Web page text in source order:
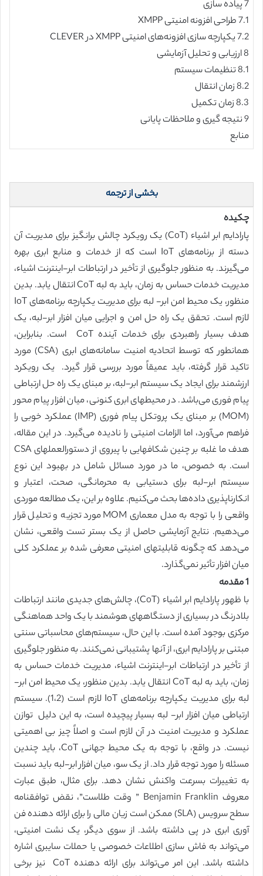
7 پیاده سازی
7.1 طراحی افزونه امنیتی XMPP
7.2 یکپارچه سازی افزونه‌های امنیتی XMPP در CLEVER
8 ارزیابی و تحلیل آزمایشی
8.1 تنظیمات سیستم
8.2 زمان انتقال
8.3 زمان تکمیل
9 نتیجه گیری و ملاحظات پایانی
منابع
بخشی از ترجمه
چکیده
پارادایم ابر اشیاء (CoT) یک رویکرد چالش برانگیز برای مدیریت آن
دسته از برنامه‌های IoT است که از خدمات و منابع ابری بهره
می‌گیرند. به منظور جلوگیری از تأخیر در ارتباطات ابر-اینترنت اشیاء،
مدیریت خدمات حساس به زمان، باید به لبه CoT انتقال یابد. بدین
منظور، یک محیط امن ابر- لبه برای مدیریت یکپارچه برنامه‌های IoT
لازم است. تحقق یک راه حل امن و اجرایی میان افزار ابر-لبه، یک
هدف بسیار راهبردی برای خدمات آینده CoT است. بنابراین،
همانطور که توسط اتحادیه امنیت سامانه‌های ابری (CSA) مورد
تاکید قرار گرفته، باید عمیقاً مورد بررسی قرار گیرد. یک رویکرد
ارزشمند برای ایجاد یک سیستم ابر-لبه، بر مبنای یک راه حل ارتباطی
پیام فوری می‌باشد. در محیطهای ابری کنونی، میان افزار پیام محور
(MOM) بر مبنای یک پروتکل پیام فوری (IMP) عملکرد خوبی را
فراهم می‌آورد، اما الزامات امنیتی را نادیده می‌گیرد. در این مقاله،
هدف ما غلبه بر چنین شکافهایی با پیروی از دستورالعملهای CSA
است. به خصوص، ما در مورد مسائل شامل در بهبود این نوع
سیستم ابر-لبه برای دستیابی به محرمانگی، صحت، اعتبار و
انکارناپذیری داده‌ها بحث می‌کنیم. علاوه بر این، یک مطالعه موردی
واقعی را با توجه به مدل معماری MOM مورد تجزیه و تحلیل قرار
می‌دهیم. نتایج آزمایشی حاصل از یک بستر تست واقعی، نشان
می‌دهد که چگونه قابلیتهای امنیتی معرفی شده بر عملکرد کلی
میان افزار تأثیر نمی‌گذارد.
1 مقدمه
با ظهور پارادایم ابر اشیاء (CoT)، چالش‌های جدیدی مانند ارتباطات
بلادرنگ در بسیاری از دستگاههای هوشمند با یک واحد هماهنگی
مرکزی بوجود آمده است. با این حال، سیستم‌های محاسباتی سنتی
مبتنی بر پارادایم ابری، از آنها پشتیبانی نمی‌کنند. به منظور جلوگیری
از تأخیر در ارتباطات ابر-اینترنت اشیاء، مدیریت خدمات حساس به
زمان، باید به لبه CoT انتقال یابد. بدین منظور، یک محیط امن ابر-
لبه برای مدیریت یکپارچه برنامه‌های IoT لازم است (1،2). سیستم
ارتباطی میان افزار ابر- لبه بسیار پیچیده است، به این دلیل توازن
عملکرد و مدیریت امنیت در آن لازم است و اصلاً چیز بی اهمیتی
نیست. در واقع، با توجه به یک محیط جهانی CoT، باید چندین
مسئله را مورد توجه قرار داد. از یک سو، میان افزار ابر-لبه باید نسبت
به تغییرات بسرعت واکنش نشان دهد. برای مثال، طبق عبارت
معروف Benjamin Franklin ” وقت طلاست”، نقض توافقنامه
سطح سرويس (SLA) ممکن است زیان مالی را برای ارائه دهنده فن
آوری ابری در پی داشته باشد. از سوی دیگر، یک نشت امنیتی،
می‌تواند به فاش سازی اطلاعات خصوصی یا حملات سایبری اشاره
داشته باشد. این امر می‌تواند برای ارائه دهنده CoT نیز برخی